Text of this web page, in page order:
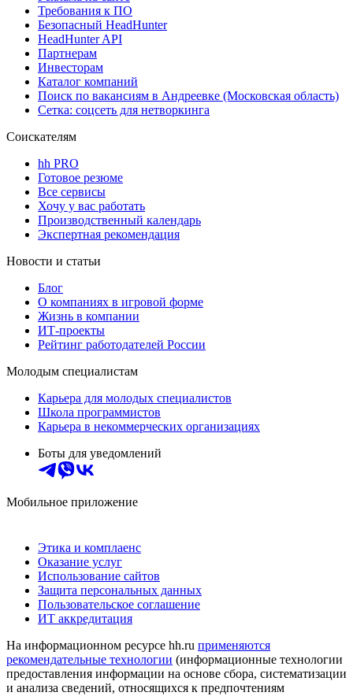
Требования к ПО
Безопасный HeadHunter
HeadHunter API
Партнерам
Инвесторам
Каталог компаний
Поиск по вакансиям в Андреевке (Московская область)
Сетка: соцсеть для нетворкинга
Соискателям
hh PRO
Готовое резюме
Все сервисы
Хочу у вас работать
Производственный календарь
Экспертная рекомендация
Новости и статьи
Блог
О компаниях в игровой форме
Жизнь в компании
ИТ-проекты
Рейтинг работодателей России
Молодым специалистам
Карьера для молодых специалистов
Школа программистов
Карьера в некоммерческих организациях
Боты для уведомлений
Мобильное приложение
Этика и комплаенс
Оказание услуг
Использование сайтов
Защита персональных данных
Пользовательское соглашение
ИТ аккредитация
На информационном ресурсе hh.ru применяются
рекомендательные технологии (информационные технологии
предоставления информации на основе сбора, систематизации
и анализа сведений, относящихся к предпочтениям